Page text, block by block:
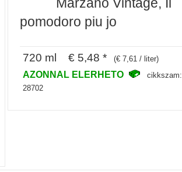
pomodoro piu jo
720 ml € 5,48 * (€ 7,61 / liter)
AZONNAL ELERHETO
cikkszam:
28702